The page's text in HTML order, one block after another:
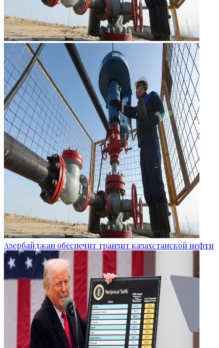
Азербайджан обеспечит транзит казахстанской нефти